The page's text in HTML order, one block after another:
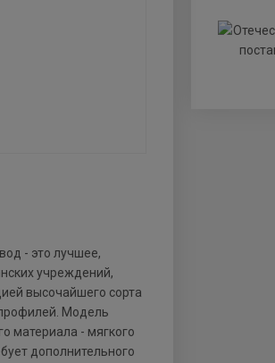
- это лучшее,
учреждений,
высочайшего сорта
Модель
материала - мягкого
дополнительного